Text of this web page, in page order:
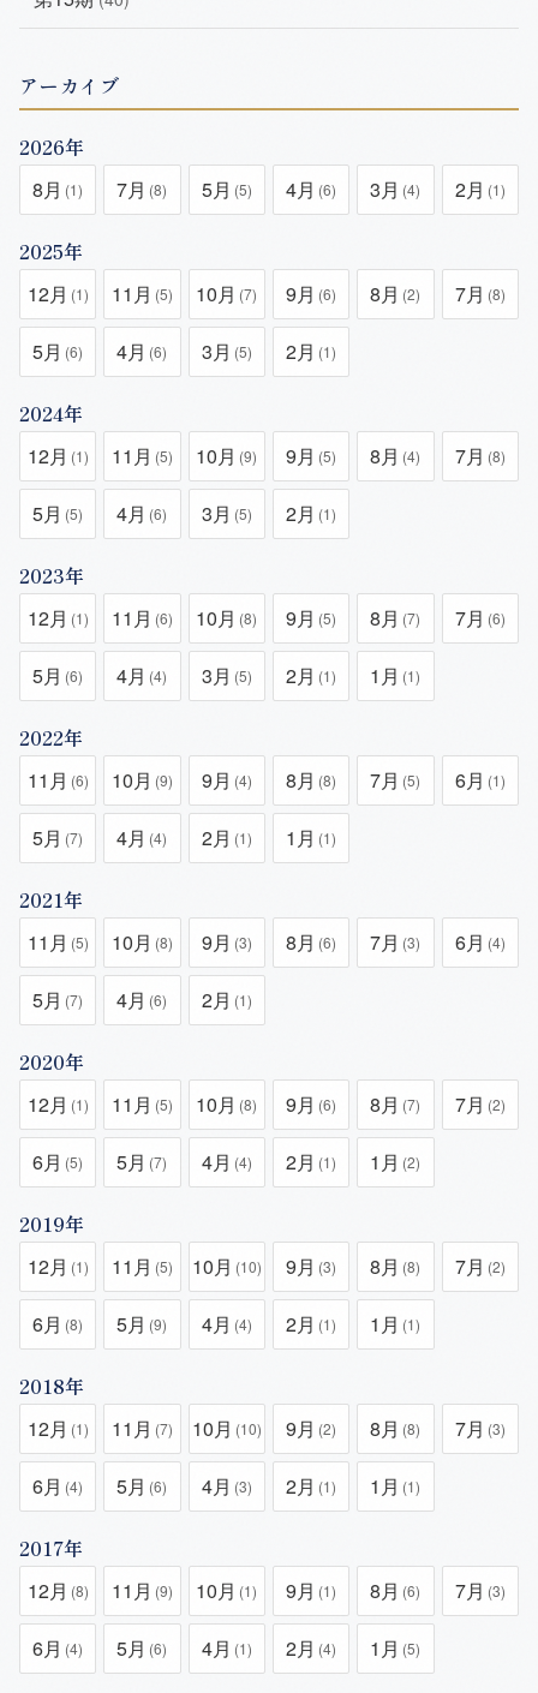
アーカイブ
2026年
8月 (1) 7月 (8) 5月 (5) 4月 (6) 3月 (4) 2月 (1)
2025年
12月 (1) 11月 (5) 10月 (7) 9月 (6) 8月 (2) 7月 (8)
5月 (6) 4月 (6) 3月 (5) 2月 (1)
2024年
12月 (1) 11月 (5) 10月 (9) 9月 (5) 8月 (4) 7月 (8)
5月 (5) 4月 (6) 3月 (5) 2月 (1)
2023年
12月 (1) 11月 (6) 10月 (8) 9月 (5) 8月 (7) 7月 (6)
5月 (6) 4月 (4) 3月 (5) 2月 (1) 1月 (1)
2022年
11月 (6) 10月 (9) 9月 (4) 8月 (8) 7月 (5) 6月 (1)
5月 (7) 4月 (4) 2月 (1) 1月 (1)
2021年
11月 (5) 10月 (8) 9月 (3) 8月 (6) 7月 (3) 6月 (4)
5月 (7) 4月 (6) 2月 (1)
2020年
12月 (1) 11月 (5) 10月 (8) 9月 (6) 8月 (7) 7月 (2)
6月 (5) 5月 (7) 4月 (4) 2月 (1) 1月 (2)
2019年
12月 (1) 11月 (5) 10月 (10) 9月 (3) 8月 (8) 7月 (2)
6月 (8) 5月 (9) 4月 (4) 2月 (1) 1月 (1)
2018年
12月 (1) 11月 (7) 10月 (10) 9月 (2) 8月 (8) 7月 (3)
6月 (4) 5月 (6) 4月 (3) 2月 (1) 1月 (1)
2017年
12月 (8) 11月 (9) 10月 (1) 9月 (1) 8月 (6) 7月 (3)
6月 (4) 5月 (6) 4月 (1) 2月 (4) 1月 (5)